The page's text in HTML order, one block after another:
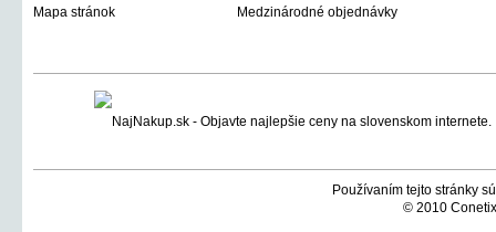
Mapa stránok
Medzinárodné objednávky
Používaním tejto stránky
© 2010